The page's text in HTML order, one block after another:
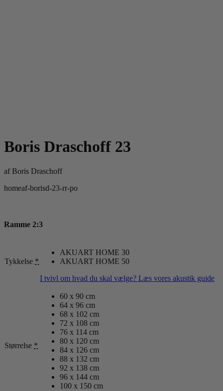
Boris Draschoff 23
afBoris Draschoff
homeaf-borisd-23-rr-po
Ramme 2:3
Tykkelse *
AKUART HOME 30
AKUART HOME 50
I tvivl om hvad du skal vælge? Læs vores akustik guide
Størrelse *
60 x 90 cm
64 x 96 cm
68 x 102 cm
72 x 108 cm
76 x 114 cm
80 x 120 cm
84 x 126 cm
88 x 132 cm
92 x 138 cm
96 x 144 cm
100 x 150 cm